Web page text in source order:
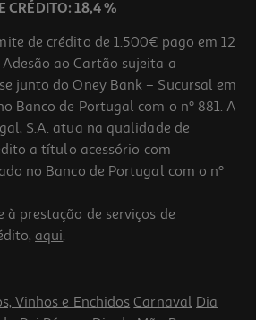
Advance :frango E Arroz 3kg
CRÉDITO: 18,4 %
de crédito de 1.500€ pago em 12
Adesão ao Cartão sujeita a
junto do Oney Bank – Sucursal em
Banco de Portugal com o nº 881. A
S.A. atua na qualidade de
a título acessório com
no Banco de Portugal com o nº
prestação de serviços de
aqui.
Vinhos e Enchidos Carnaval Dia